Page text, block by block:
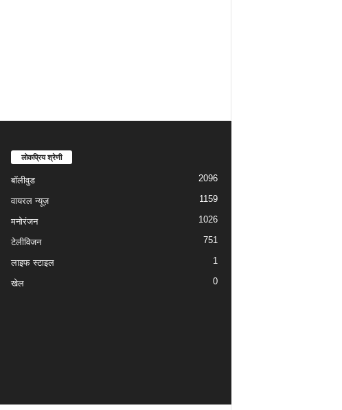
लोकप्रिय श्रेणी
बॉलीवुड 2096
वायरल न्यूज़ 1159
मनोरंजन 1026
टेलीविजन 751
लाइफ स्टाइल 1
खेल 0